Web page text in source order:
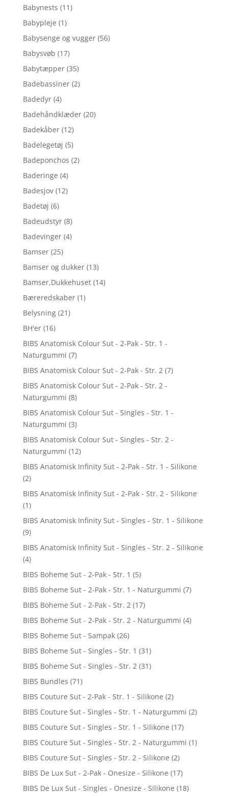
Babynests (11)
Babypleje (1)
Babysenge og vugger (56)
Babysvøb (17)
Babytæpper (35)
Badebassiner (2)
Badedyr (4)
Badehåndklæder (20)
Badekåber (12)
Badelegetøj (5)
Badeponchos (2)
Baderinge (4)
Badesjov (12)
Badetøj (6)
Badeudstyr (8)
Badevinger (4)
Bamser (25)
Bamser og dukker (13)
Bamser,Dukkehuset (14)
Bæreredskaber (1)
Belysning (21)
BH'er (16)
BIBS Anatomisk Colour Sut - 2-Pak - Str. 1 -
Naturgummi (7)
BIBS Anatomisk Colour Sut - 2-Pak - Str. 2 (7)
BIBS Anatomisk Colour Sut - 2-Pak - Str. 2 -
Naturgummi (8)
BIBS Anatomisk Colour Sut - Singles - Str. 1 -
Naturgummi (3)
BIBS Anatomisk Colour Sut - Singles - Str. 2 -
Naturgummi (12)
BIBS Anatomisk Infinity Sut - 2-Pak - Str. 1 - Silikone
(2)
BIBS Anatomisk Infinity Sut - 2-Pak - Str. 2 - Silikone
(1)
BIBS Anatomisk Infinity Sut - Singles - Str. 1 - Silikone
(9)
BIBS Anatomisk Infinity Sut - Singles - Str. 2 - Silikone
(4)
BIBS Boheme Sut - 2-Pak - Str. 1 (5)
BIBS Boheme Sut - 2-Pak - Str. 1 - Naturgummi (7)
BIBS Boheme Sut - 2-Pak - Str. 2 (17)
BIBS Boheme Sut - 2-Pak - Str. 2 - Naturgummi (4)
BIBS Boheme Sut - Sampak (26)
BIBS Boheme Sut - Singles - Str. 1 (31)
BIBS Boheme Sut - Singles - Str. 2 (31)
BIBS Bundles (71)
BIBS Couture Sut - 2-Pak - Str. 1 - Silikone (2)
BIBS Couture Sut - Singles - Str. 1 - Naturgummi (2)
BIBS Couture Sut - Singles - Str. 1 - Silikone (17)
BIBS Couture Sut - Singles - Str. 2 - Naturgummi (1)
BIBS Couture Sut - Singles - Str. 2 - Silikone (2)
BIBS De Lux Sut - 2-Pak - Onesize - Silikone (17)
BIBS De Lux Sut - Singles - Onesize - Silikone (18)